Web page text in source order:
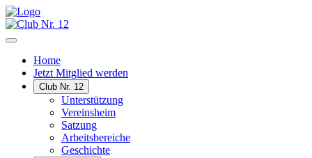
Home
Jetzt Mitglied werden
Club Nr. 12
Unterstützung
Vereinsheim
Satzung
Arbeitsbereiche
Geschichte